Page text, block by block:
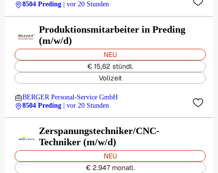
8504 Preding
| vor 20 Stunden
Produktionsmitarbeiter in Preding
(m/w/d)
NEU
€ 15,62 stündl.
Vollzeit
BERGER Personal-Service GmbH
8504 Preding
| vor 20 Stunden
Zerspanungstechniker/CNC-
Techniker (m/w/d)
NEU
€ 2.947 monatl.